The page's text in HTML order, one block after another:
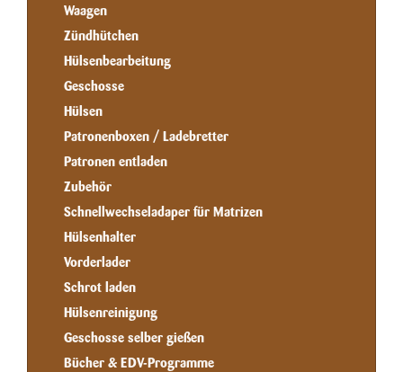
Waagen
Zündhütchen
Hülsenbearbeitung
Geschosse
Hülsen
Patronenboxen / Ladebretter
Patronen entladen
Zubehör
Schnellwechseladaper für Matrizen
Hülsenhalter
Vorderlader
Schrot laden
Hülsenreinigung
Geschosse selber gießen
Bücher & EDV-Programme